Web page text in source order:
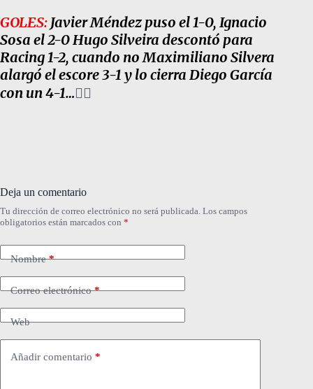
GOLES: Javier Méndez puso el 1-0, Ignacio
Sosa el 2-0 Hugo Silveira descontó para
Racing 1-2, cuando no Maximiliano Silvera
alargó el escore 3-1 y lo cierra Diego García
con un 4-1…✍🏽
Deja un comentario
Tu dirección de correo electrónico no será publicada. Los campos
obligatorios están marcados con *
Nombre*
Correo electrónico*
Web
Añadir comentario *